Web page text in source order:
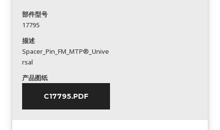
部件型号
17795
描述
Spacer_Pin_FM_MTP®_Unive
rsal
产品图纸
C17795.PDF